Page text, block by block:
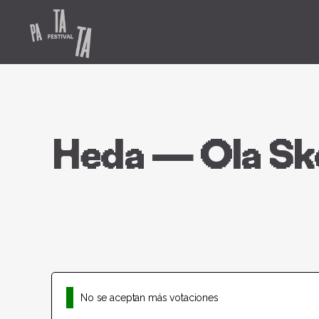
Heda — Ola
No se aceptan más votaciones